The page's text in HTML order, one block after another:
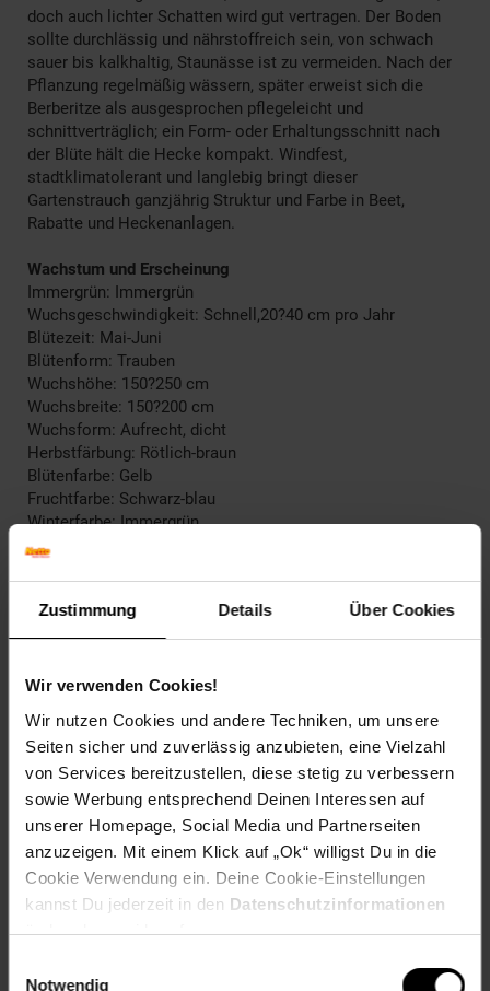
Zustimmung Details Über Cookies
Wir verwenden Cookies!
Wir nutzen Cookies und andere Techniken, um unsere
Seiten sicher und zuverlässig anzubieten, eine Vielzahl
von Services bereitzustellen, diese stetig zu verbessern
sowie Werbung entsprechend Deinen Interessen auf
unserer Homepage, Social Media und Partnerseiten
anzuzeigen. Mit einem Klick auf „Ok“ willigst Du in die
Cookie Verwendung ein. Deine Cookie-Einstellungen
kannst Du jederzeit in den Datenschutzinformationen
ändern bzw. widerrufen.
Notwendig
doch auch lichter Schatten wird gut vertragen. Der Boden
sollte durchlässig und nährstoffreich sein, von schwach
sauer bis kalkhaltig, Staunässe ist zu vermeiden. Nach der
Pflanzung regelmäßig wässern, später erweist sich die
Berberitze als ausgesprochen pflegeleicht und
schnittverträglich; ein Form- oder Erhaltungsschnitt nach
der Blüte hält die Hecke kompakt. Windfest,
stadtklimatolerant und langlebig bringt dieser
Gartenstrauch ganzjährig Struktur und Farbe in Beet,
Rabatte und Heckenanlagen.
Wachstum und Erscheinung
Immergrün: Immergrün
Wuchsgeschwindigkeit: Schnell,20?40 cm pro Jahr
Blütezeit: Mai-Juni
Blütenform: Trauben
Wuchshöhe: 150?250 cm
Wuchsbreite: 150?200 cm
Wuchsform: Aufrecht, dicht
Herbstfärbung: Rötlich-braun
Blütenfarbe: Gelb
Fruchtfarbe: Schwarz-blau
Winterfarbe: Immergrün
Geschmack: X
Blattrand: Gezähnt
Standortempfehlung: Sonnig bis halbschattig,
Pflegeaufwand: Mittel
Lichtbedarf: Sonnig-Halbschattig
Wasserbedarf: Mittel
Rückschnitt: Rückschnitt im Frühjahr
Schnittverträglichkeit: Gut
Bodenansprüche: gut durchlässig, humos, leicht sauer bis
Nährstoffgehalt: Mittel
Frosthärte: bis -20 °C
Verwendung: Als geschnittene Hecke,Als Vogelschutz und -
Windschutz, Immergrün, Strukturpflanze